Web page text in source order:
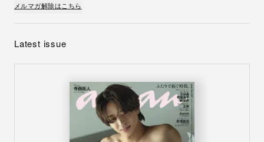
メルマガ解除はこちら
Latest issue